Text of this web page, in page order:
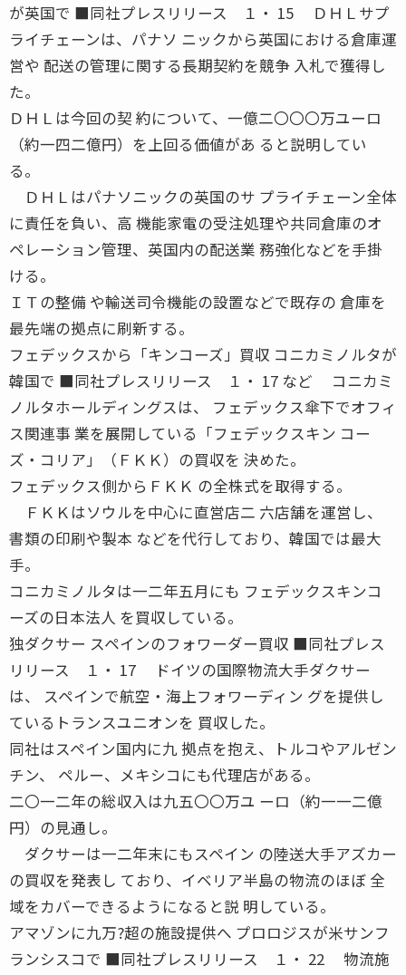
が英国で ■同社プレスリリース １・ 15 ＤＨＬサプ
ライチェーンは、パナソ ニックから英国における倉庫運
営や 配送の管理に関する長期契約を競争 入札で獲得し
た。
ＤＨＬは今回の契 約について、一億二〇〇〇万ユーロ
（約一四二億円）を上回る価値があ ると説明してい
る。
ＤＨＬはパナソニックの英国のサ プライチェーン全体
に責任を負い、高 機能家電の受注処理や共同倉庫のオ
ペレーション管理、英国内の配送業 務強化などを手掛
ける。
ＩＴの整備 や輸送司令機能の設置などで既存の 倉庫を
最先端の拠点に刷新する。
フェデックスから「キンコーズ」買収 コニカミノルタが
韓国で ■同社プレスリリース １・ 17 など コニカミ
ノルタホールディングスは、 フェデックス傘下でオフィ
ス関連事 業を展開している「フェデックスキン コー
ズ・コリア」（ＦＫＫ）の買収を 決めた。
フェデックス側からＦＫＫ の全株式を取得する。
ＦＫＫはソウルを中心に直営店二 六店舗を運営し、
書類の印刷や製本 などを代行しており、韓国では最大
手。
コニカミノルタは一二年五月にも フェデックスキンコ
ーズの日本法人 を買収している。
独ダクサー スペインのフォワーダー買収 ■同社プレス
リリース １・ 17 ドイツの国際物流大手ダクサー
は、 スペインで航空・海上フォワーディン グを提供し
ているトランスユニオンを 買収した。
同社はスペイン国内に九 拠点を抱え、トルコやアルゼン
チン、 ペルー、メキシコにも代理店がある。
二〇一二年の総収入は九五〇〇万ユ ーロ（約一一二億
円）の見通し。
ダクサーは一二年末にもスペイン の陸送大手アズカー
の買収を発表し ており、イベリア半島の物流のほぼ 全
域をカバーできるようになると説 明している。
アマゾンに九万?超の施設提供へ プロロジスが米サンフ
ランシスコで ■同社プレスリリース １・ 22 物流施